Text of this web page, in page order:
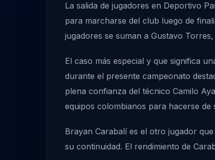
La salida de jugadores en Deportivo
para marcharse del club luego de
jugadores se suman a Gustavo
El caso más especial y que significa
durante el presente campeonato
plena confianza del técnico Camilo
equipos colombianos para hacerse de
Brayan Carabalí es el otro jugador
su continuidad. El rendimiento de